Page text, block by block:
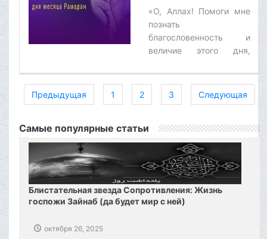
месяца Рамадан
«О, Аллах! Помоги мне
познать
благословенность и
величие этого дня,
достижения благ, не
лиши меня принятия его
благодеяний, о,
ясной истине!»‌
Предыдущая 1 2 3 Следующая
Самые популярные статьи
Блистательная звезда Сопротивления: Жизнь
госпожи Зайнаб (да будет мир с ней)
октября 26, 2025